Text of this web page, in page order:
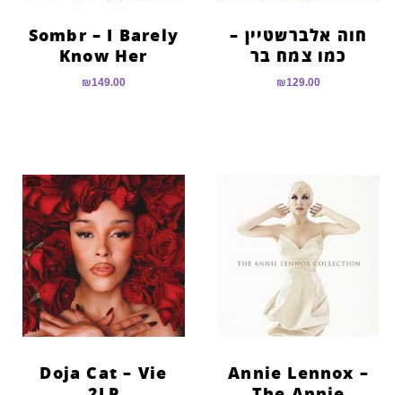
חוה אלברשטיין –
כמו צמח בר
₪129.00
Sombr – I Barely
Know Her
₪149.00
Annie Lennox –
Doja Cat – Vie